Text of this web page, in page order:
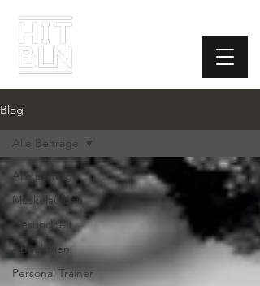
Blog
Alle Beiträge
Muskelaufbau
Gesundheit
Abnehmen
Personal Trainer
Alle Beiträge